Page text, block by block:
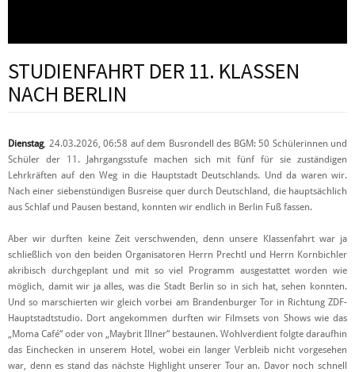
STUDIENFAHRT DER 11. KLASSEN
NACH BERLIN
Dienstag, 24.03.2026, 06:58 auf dem Busrondell des BGM: 50 Schülerinnen und
Schüler der 11. Jahrgangsstufe machen sich mit fünf für sie zuständigen
Lehrkräften auf den Weg in die Hauptstadt Deutschlands. Und da waren wir.
Nach einer siebenstündigen Busreise quer durch Deutschland, die hauptsächlich
aus Schlaf und Pausen bestand, konnten wir endlich in Berlin Fuß fassen.
Aber wir durften keine Zeit verschwenden, denn unsere Klassenfahrt war ja
schließlich von den beiden Organisatoren Herrn Prechtl und Herrn Kornbichler
akribisch durchgeplant und mit so viel Programm ausgestattet worden wie
möglich, damit wir ja alles, was die Stadt Berlin so in sich hat, sehen konnten.
Und so marschierten wir gleich vorbei am Brandenburger Tor in Richtung ZDF-
Hauptstadtstudio. Dort angekommen durften wir Filmsets von Shows wie das
„Moma Café“ oder von „Maybrit Illner“ bestaunen. Wohlverdient folgte daraufhin
das Einchecken in unserem Hotel, wobei ein langer Verbleib nicht vorgesehen
war, denn es stand das nächste Highlight unserer Tour an. Davor noch schnell